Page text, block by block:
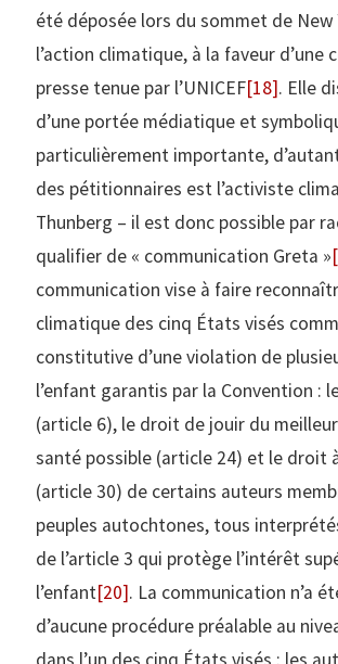
été déposée lors du sommet de New
l’action climatique, à la faveur d’une
presse tenue par l’UNICEF[18]. Elle
d’une portée médiatique et
particulièrement importante,
des pétitionnaires est l’activiste
Thunberg – il est donc possible par
qualifier de « communication Greta »
communication vise à faire
climatique des cinq États visés
constitutive d’une violation de
l’enfant garantis par la Convention :
(article 6), le droit de jouir du
santé possible (article 24) et le droit
(article 30) de certains auteurs
peuples autochtones, tous
de l’article 3 qui protège l’intérêt
l’enfant[20]. La communication n’a
d’aucune procédure préalable au